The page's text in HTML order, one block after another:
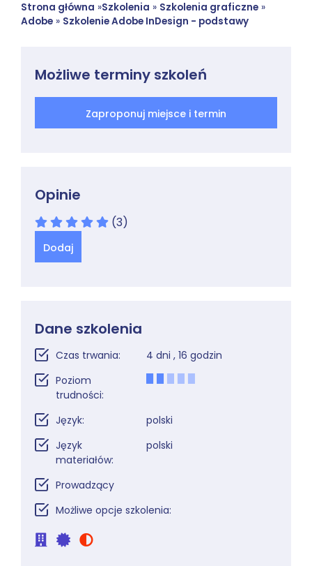
Strona główna »Szkolenia » Szkolenia graficzne »
Adobe » Szkolenie Adobe InDesign - podstawy
Możliwe terminy szkoleń
Zaproponuj miejsce i termin
Opinie
(3)
Dodaj
Dane szkolenia
Czas trwania:
4 dni , 16 godzin
Poziom
trudności:
Język:
polski
Język
materiałów:
polski
Prowadzący
Możliwe opcje szkolenia: